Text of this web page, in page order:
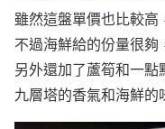
雖然這盤單價也比較高
不過海鮮給的份量很夠
另外還加了蘆筍和一點
九層塔的香氣和海鮮的